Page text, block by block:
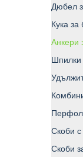
Дюбел
Кука
Анкери
Шпилки
Скоби
Скоби